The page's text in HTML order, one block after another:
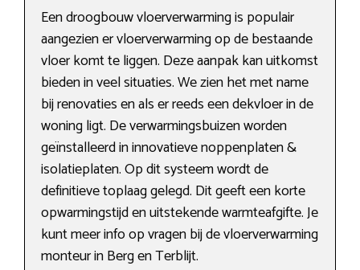
Een droogbouw vloerverwarming is populair
aangezien er vloerverwarming op de bestaande
vloer komt te liggen. Deze aanpak kan uitkomst
bieden in veel situaties. We zien het met name
bij renovaties en als er reeds een dekvloer in de
woning ligt. De verwarmingsbuizen worden
geïnstalleerd in innovatieve noppenplaten &
isolatieplaten. Op dit systeem wordt de
definitieve toplaag gelegd. Dit geeft een korte
opwarmingstijd en uitstekende warmteafgifte. Je
kunt meer info op vragen bij de vloerverwarming
monteur in Berg en Terblijt.